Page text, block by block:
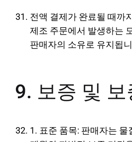
전액 결제가 완료될 때까
제조 주문에서 발생하는
판매자의 소유로 유지됩
9. 보증 및 보
1. 표준 품목: 판매자는